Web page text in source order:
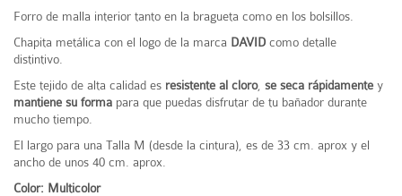
Forro de malla interior tanto en la bragueta como en los bolsillos.
Chapita metálica con el logo de la marca DAVID como detalle
distintivo.
Este tejido de alta calidad es resistente al cloro, se seca rápidamente y
mantiene su forma para que puedas disfrutar de tu bañador durante
mucho tiempo.
El largo para una Talla M (desde la cintura), es de 33 cm. aprox y el
ancho de unos 40 cm. aprox.
Color: Multicolor